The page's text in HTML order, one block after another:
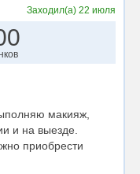
Заходил(а) 22 июля
макияж,
и на выезде.
приобрести